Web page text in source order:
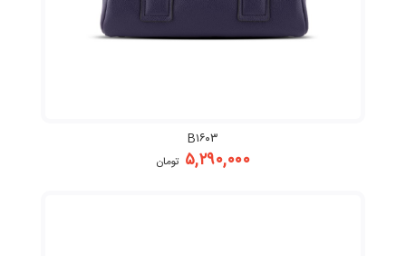
B۱۶۰۳
۵,۲۹۰,۰۰۰ تومان